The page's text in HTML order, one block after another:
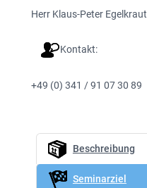
Herr Klaus-Peter Egelkraut
Kontakt:
+49 (0) 341 / 91 07 30 89
Beschreibung
Seminarziel